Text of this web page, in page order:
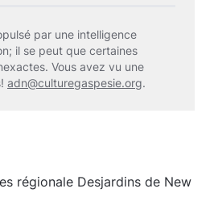
par une intelligence
il se peut que certaines
Vous avez vu une
adn@culturegaspesie.org.
régionale Desjardins de New